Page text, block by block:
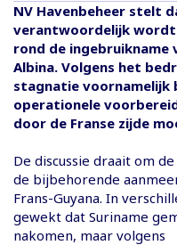
NV Havenbeheer stelt
verantwoordelijk
rond de ingebruikname
Albina. Volgens het
stagnatie voornamelijk
operationele
door de Franse zijde
De discussie draait om
de bijbehorende
Frans-Guyana. In
gewekt dat Suriname
nakomen, maar volgens